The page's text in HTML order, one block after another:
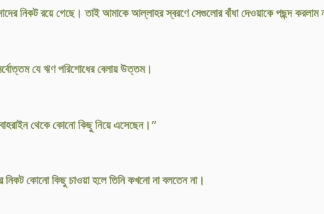
নিকট রয়ে গেছে। তাই আমাকে আল্লাহর স্বরণে সেগুলোর বাঁধা দেওয়াকে পছন্দ
যে ঋণ পরিশোধের বেলায় উত্তম।
থেকে কোনো কিছু নিয়ে এসেছেন।”
নিকট কোনো কিছু চাওয়া হলে তিনি কখনো না বলতেন না।